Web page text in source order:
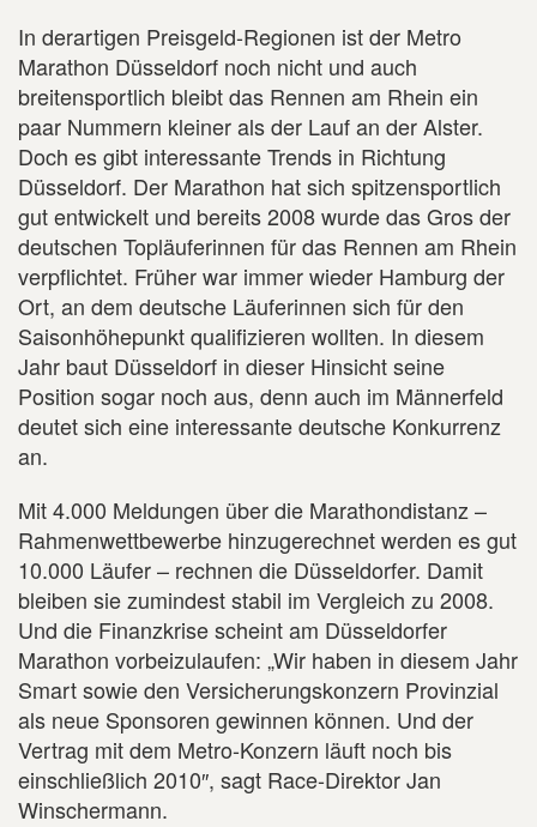
In derartigen Preisgeld-Regionen ist der Metro
Marathon Düsseldorf noch nicht und auch
breitensportlich bleibt das Rennen am Rhein ein
paar Nummern kleiner als der Lauf an der Alster.
Doch es gibt interessante Trends in Richtung
Düsseldorf. Der Marathon hat sich spitzensportlich
gut entwickelt und bereits 2008 wurde das Gros der
deutschen Topläuferinnen für das Rennen am Rhein
verpflichtet. Früher war immer wieder Hamburg der
Ort, an dem deutsche Läuferinnen sich für den
Saisonhöhepunkt qualifizieren wollten. In diesem
Jahr baut Düsseldorf in dieser Hinsicht seine
Position sogar noch aus, denn auch im Männerfeld
deutet sich eine interessante deutsche Konkurrenz
an.
Mit 4.000 Meldungen über die Marathondistanz –
Rahmenwettbewerbe hinzugerechnet werden es gut
10.000 Läufer – rechnen die Düsseldorfer. Damit
bleiben sie zumindest stabil im Vergleich zu 2008.
Und die Finanzkrise scheint am Düsseldorfer
Marathon vorbeizulaufen: „Wir haben in diesem Jahr
Smart sowie den Versicherungskonzern Provinzial
als neue Sponsoren gewinnen können. Und der
Vertrag mit dem Metro-Konzern läuft noch bis
einschließlich 2010″, sagt Race-Direktor Jan
Winschermann.